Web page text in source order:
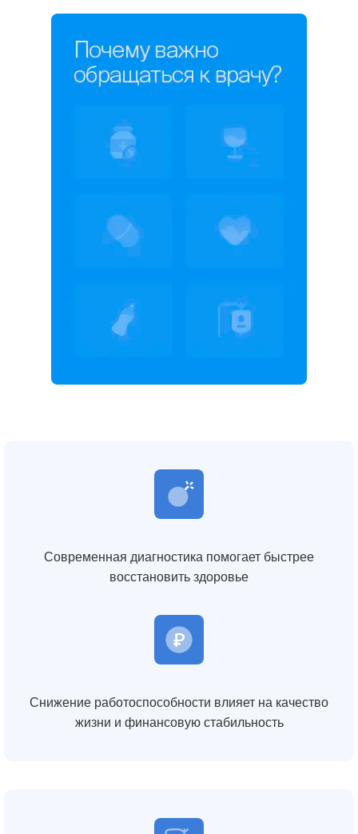
Современная диагностика помогает быстрее
восстановить здоровье
Снижение работоспособности влияет на качество
жизни и финансовую стабильность